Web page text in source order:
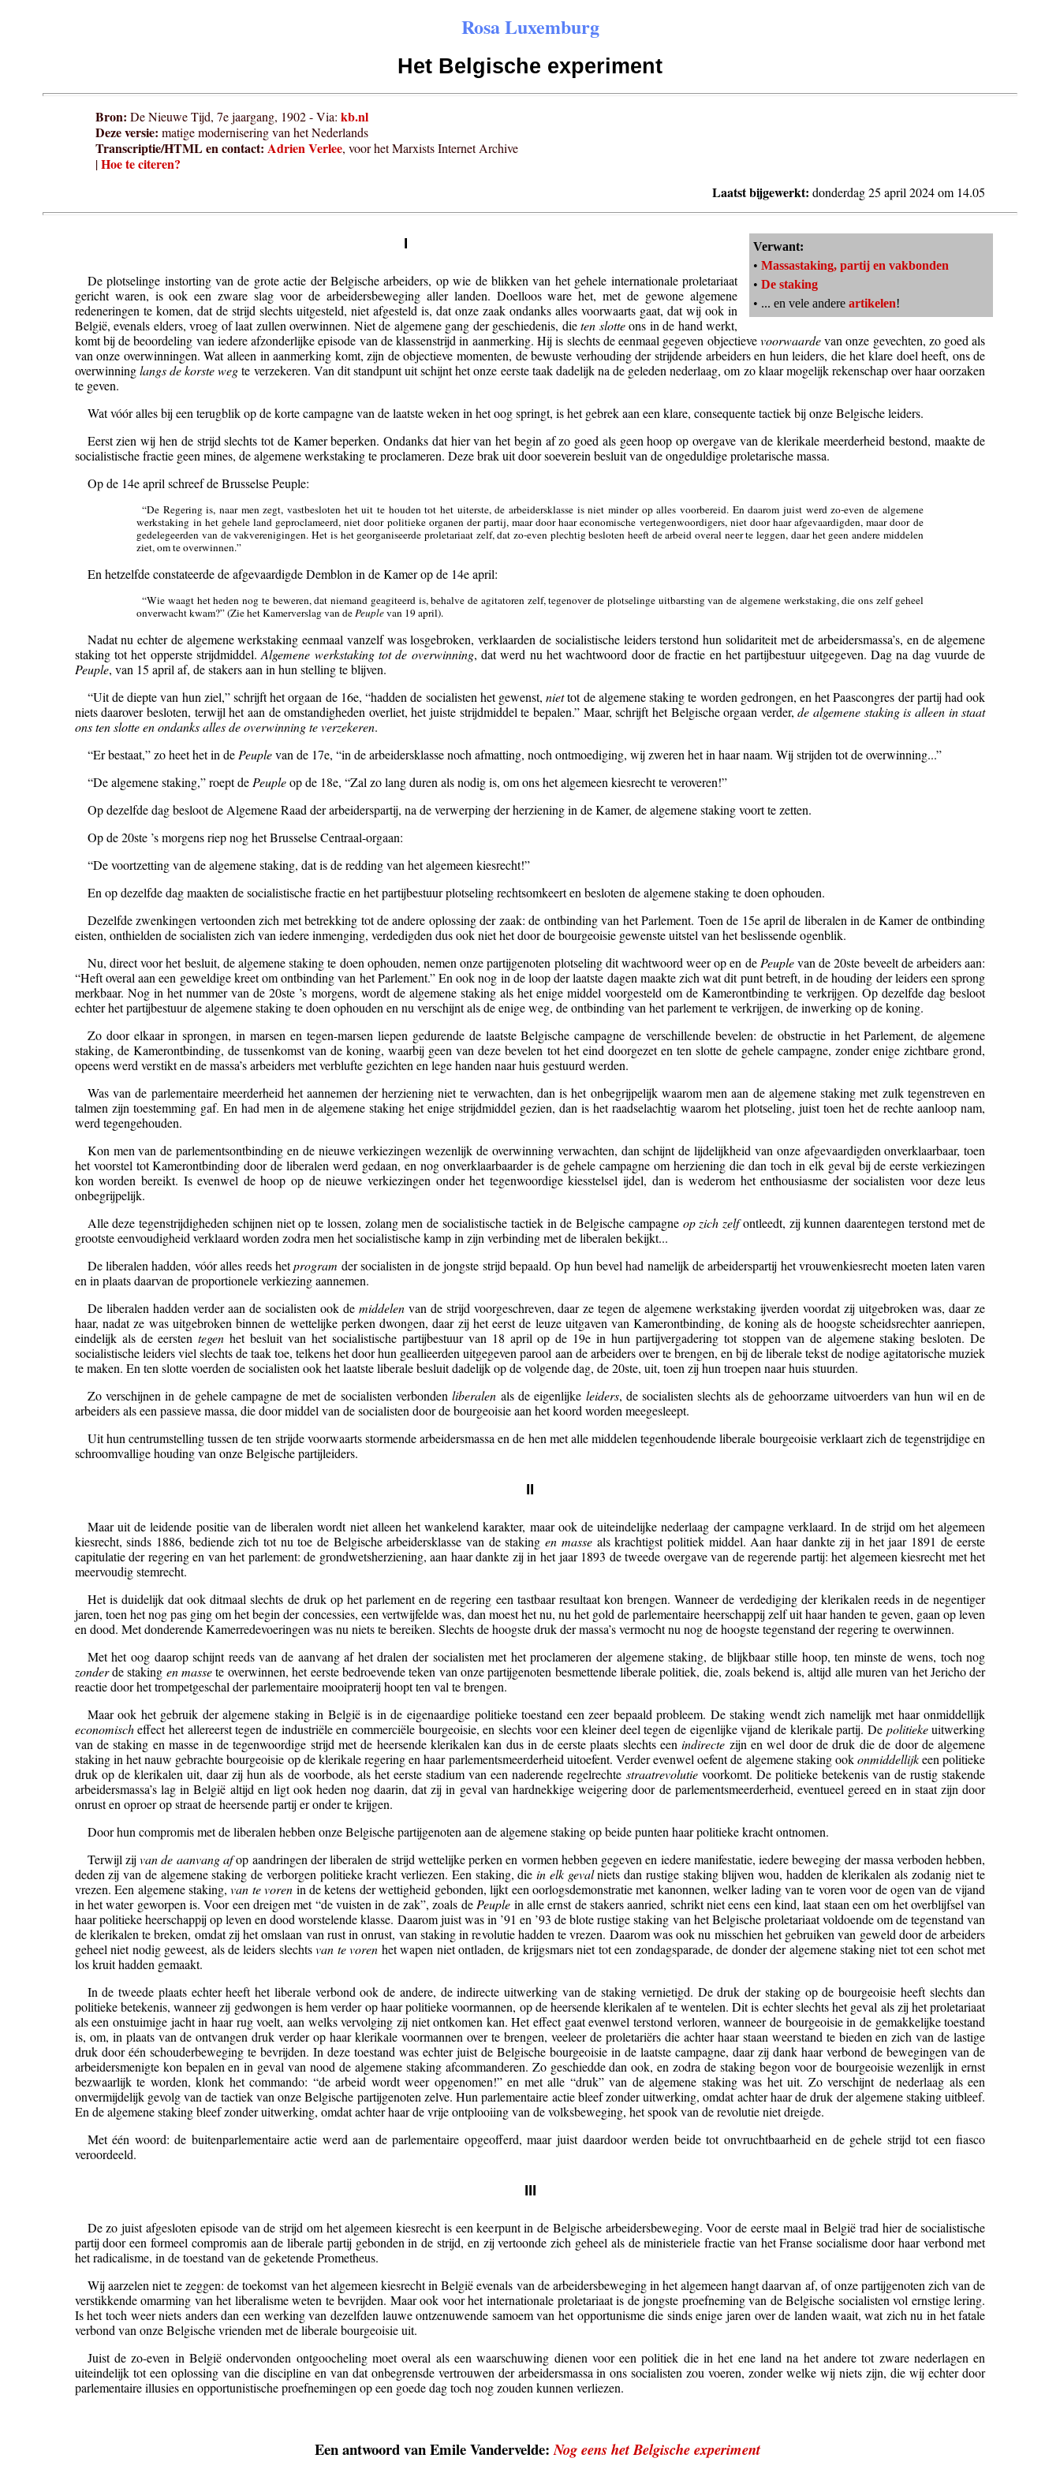
Rosa Luxemburg
Het Belgische experiment
Bron: De Nieuwe Tijd, 7e jaargang, 1902 - Via: kb.nl
Deze versie: matige modernisering van het Nederlands
Transcriptie/HTML en contact: Adrien Verlee, voor het Marxists Internet Archive
|Hoe te citeren?
Laatst bijgewerkt: donderdag 25 april 2024 om 14.05
Verwant:
• Massastaking, partij en vakbonden
• De staking
• ... en vele andere artikelen!
I
De plotselinge instorting van de grote actie der Belgische arbeiders, op wie de blikken van het gehele internationale proletariaat
gericht waren, is ook een zware slag voor de arbeidersbeweging aller landen. Doelloos ware het, met de gewone algemene
redeneringen te komen, dat de strijd slechts uitgesteld, niet afgesteld is, dat onze zaak ondanks alles voorwaarts gaat, dat wij ook in
België, evenals elders, vroeg of laat zullen overwinnen. Niet de algemene gang der geschiedenis, dieten slotteons in de hand werkt,
komt bij de beoordeling van iedere afzonderlijke episode van de klassenstrijd in aanmerking. Hij is slechts de eenmaal gegeven objectievevoorwaardevan onze gevechten, zo goed als
van onze overwinningen. Wat alleen in aanmerking komt, zijn de objectieve momenten, de bewuste verhouding der strijdende arbeiders en hun leiders, die het klare doel heeft, ons de
overwinninglangs de korste wegte verzekeren. Van dit standpunt uit schijnt het onze eerste taak dadelijk na de geleden nederlaag, om zo klaar mogelijk rekenschap over haar oorzaken
te geven.
Wat vóór alles bij een terugblik op de korte campagne van de laatste weken in het oog springt, is het gebrek aan een klare, consequente tactiek bij onze Belgische leiders.
Eerst zien wij hen de strijd slechts tot de Kamer beperken. Ondanks dat hier van het begin af zo goed als geen hoop op overgave van de klerikale meerderheid bestond, maakte de
socialistische fractie geen mines, de algemene werkstaking te proclameren. Deze brak uit door soeverein besluit van de ongeduldige proletarische massa.
Op de 14e april schreef de Brusselse Peuple:
“De Regering is, naar men zegt, vastbesloten het uit te houden tot het uiterste, de arbeidersklasse is niet minder op alles voorbereid. En daarom juist werd zo-even de algemene
werkstaking in het gehele land geproclameerd, niet door politieke organen der partij, maar door haar economische vertegenwoordigers, niet door haar afgevaardigden, maar door de
gedelegeerden van de vakverenigingen. Het is het georganiseerde proletariaat zelf, dat zo-even plechtig besloten heeft de arbeid overal neer te leggen, daar het geen andere middelen
ziet, om te overwinnen.”
En hetzelfde constateerde de afgevaardigde Demblon in de Kamer op de 14e april:
“Wie waagt het heden nog te beweren, dat niemand geagiteerd is, behalve de agitatoren zelf, tegenover de plotselinge uitbarsting van de algemene werkstaking, die ons zelf geheel
onverwacht kwam?” (Zie het Kamerverslag van dePeuplevan 19 april).
Nadat nu echter de algemene werkstaking eenmaal vanzelf was losgebroken, verklaarden de socialistische leiders terstond hun solidariteit met de arbeidersmassa’s, en de algemene
staking tot het opperste strijdmiddel.Algemene werkstaking tot de overwinning, dat werd nu het wachtwoord door de fractie en het partijbestuur uitgegeven. Dag na dag vuurde de
Peuple, van 15 april af, de stakers aan in hun stelling te blijven.
“Uit de diepte van hun ziel,” schrijft het orgaan de 16e, “hadden de socialisten het gewenst,niettot de algemene staking te worden gedrongen, en het Paascongres der partij had ook
niets daarover besloten, terwijl het aan de omstandigheden overliet, het juiste strijdmiddel te bepalen.” Maar, schrijft het Belgische orgaan verder,de algemene staking is alleen in staat
ons ten slotte en ondanks alles de overwinning te verzekeren.
“Er bestaat,” zo heet het in dePeuplevan de 17e, “in de arbeidersklasse noch afmatting, noch ontmoediging, wij zweren het in haar naam. Wij strijden tot de overwinning...”
“De algemene staking,” roept dePeupleop de 18e, “Zal zo lang duren als nodig is, om ons het algemeen kiesrecht te veroveren!”
Op dezelfde dag besloot de Algemene Raad der arbeiderspartij, na de verwerping der herziening in de Kamer, de algemene staking voort te zetten.
Op de 20ste ’s morgens riep nog het Brusselse Centraal-orgaan:
“De voortzetting van de algemene staking, dat is de redding van het algemeen kiesrecht!”
En op dezelfde dag maakten de socialistische fractie en het partijbestuur plotseling rechtsomkeert en besloten de algemene staking te doen ophouden.
Dezelfde zwenkingen vertoonden zich met betrekking tot de andere oplossing der zaak: de ontbinding van het Parlement. Toen de 15e april de liberalen in de Kamer de ontbinding
eisten, onthielden de socialisten zich van iedere inmenging, verdedigden dus ook niet het door de bourgeoisie gewenste uitstel van het beslissende ogenblik.
Nu, direct voor het besluit, de algemene staking te doen ophouden, nemen onze partijgenoten plotseling dit wachtwoord weer op en dePeuplevan de 20ste beveelt de arbeiders aan:
“Heft overal aan een geweldige kreet om ontbinding van het Parlement.” En ook nog in de loop der laatste dagen maakte zich wat dit punt betreft, in de houding der leiders een sprong
merkbaar. Nog in het nummer van de 20ste ’s morgens, wordt de algemene staking als het enige middel voorgesteld om de Kamerontbinding te verkrijgen. Op dezelfde dag besloot
echter het partijbestuur de algemene staking te doen ophouden en nu verschijnt als de enige weg, de ontbinding van het parlement te verkrijgen, de inwerking op de koning.
Zo door elkaar in sprongen, in marsen en tegen-marsen liepen gedurende de laatste Belgische campagne de verschillende bevelen: de obstructie in het Parlement, de algemene
staking, de Kamerontbinding, de tussenkomst van de koning, waarbij geen van deze bevelen tot het eind doorgezet en ten slotte de gehele campagne, zonder enige zichtbare grond,
opeens werd verstikt en de massa’s arbeiders met verblufte gezichten en lege handen naar huis gestuurd werden.
Was van de parlementaire meerderheid het aannemen der herziening niet te verwachten, dan is het onbegrijpelijk waarom men aan de algemene staking met zulk tegenstreven en
talmen zijn toestemming gaf. En had men in de algemene staking het enige strijdmiddel gezien, dan is het raadselachtig waarom het plotseling, juist toen het de rechte aanloop nam,
werd tegengehouden.
Kon men van de parlementsontbinding en de nieuwe verkiezingen wezenlijk de overwinning verwachten, dan schijnt de lijdelijkheid van onze afgevaardigden onverklaarbaar, toen
het voorstel tot Kamerontbinding door de liberalen werd gedaan, en nog onverklaarbaarder is de gehele campagne om herziening die dan toch in elk geval bij de eerste verkiezingen
kon worden bereikt. Is evenwel de hoop op de nieuwe verkiezingen onder het tegenwoordige kiesstelsel ijdel, dan is wederom het enthousiasme der socialisten voor deze leus
onbegrijpelijk.
Alle deze tegenstrijdigheden schijnen niet op te lossen, zolang men de socialistische tactiek in de Belgische campagne op zich zelfontleedt, zij kunnen daarentegen terstond met de
grootste eenvoudigheid verklaard worden zodra men het socialistische kamp in zijn verbinding met de liberalen bekijkt...
De liberalen hadden, vóór alles reeds hetprogram der socialisten in de jongste strijd bepaald. Op hun bevel had namelijk de arbeiderspartij het vrouwenkiesrecht moeten laten varen
en in plaats daarvan de proportionele verkiezing aannemen.
De liberalen hadden verder aan de socialisten ook de middelenvan de strijd voorgeschreven, daar ze tegen de algemene werkstaking ijverden voordat zij uitgebroken was, daar ze
haar, nadat ze was uitgebroken binnen de wettelijke perken dwongen, daar zij het eerst de leuze uitgaven van Kamerontbinding, de koning als de hoogste scheidsrechter aanriepen,
eindelijk als de eerstentegen het besluit van het socialistische partijbestuur van 18 april op de 19e in hun partijvergadering tot stoppen van de algemene staking besloten. De
socialistische leiders viel slechts de taak toe, telkens het door hun geallieerden uitgegeven parool aan de arbeiders over te brengen, en bij de liberale tekst de nodige agitatorische muziek
te maken. En ten slotte voerden de socialisten ook het laatste liberale besluit dadelijk op de volgende dag, de 20ste, uit, toen zij hun troepen naar huis stuurden.
Zo verschijnen in de gehele campagne de met de socialisten verbondenliberalen als de eigenlijke leiders, de socialisten slechts als de gehoorzame uitvoerders van hun wil en de
arbeiders als een passieve massa, die door middel van de socialisten door de bourgeoisie aan het koord worden meegesleept.
Uit hun centrumstelling tussen de ten strijde voorwaarts stormende arbeidersmassa en de hen met alle middelen tegenhoudende liberale bourgeoisie verklaart zich de tegenstrijdige en
schroomvallige houding van onze Belgische partijleiders.
II
Maar uit de leidende positie van de liberalen wordt niet alleen het wankelend karakter, maar ook de uiteindelijke nederlaag der campagne verklaard. In de strijd om het algemeen
kiesrecht, sinds 1886, bediende zich tot nu toe de Belgische arbeidersklasse van de stakingen masseals krachtigst politiek middel. Aan haar dankte zij in het jaar 1891 de eerste
capitulatie der regering en van het parlement: de grondwetsherziening, aan haar dankte zij in het jaar 1893 de tweede overgave van de regerende partij: het algemeen kiesrecht met het
meervoudig stemrecht.
Het is duidelijk dat ook ditmaal slechts de druk op het parlement en de regering een tastbaar resultaat kon brengen. Wanneer de verdediging der klerikalen reeds in de negentiger
jaren, toen het nog pas ging om het begin der concessies, een vertwijfelde was, dan moest het nu, nu het gold de parlementaire heerschappij zelf uit haar handen te geven, gaan op leven
en dood. Met donderende Kamerredevoeringen was nu niets te bereiken. Slechts de hoogste druk der massa’s vermocht nu nog de hoogste tegenstand der regering te overwinnen.
Met het oog daarop schijnt reeds van de aanvang af het dralen der socialisten met het proclameren der algemene staking, de blijkbaar stille hoop, ten minste de wens, toch nog
zonderde staking en massete overwinnen, het eerste bedroevende teken van onze partijgenoten besmettende liberale politiek, die, zoals bekend is, altijd alle muren van het Jericho der
reactie door het trompetgeschal der parlementaire mooipraterij hoopt ten val te brengen.
Maar ook het gebruik der algemene staking in België is in de eigenaardige politieke toestand een zeer bepaald probleem. De staking wendt zich namelijk met haar onmiddellijk
economischeffect het allereerst tegen de industriële en commerciële bourgeoisie, en slechts voor een kleiner deel tegen de eigenlijke vijand de klerikale partij. De politiekeuitwerking
van de staking en masse in de tegenwoordige strijd met de heersende klerikalen kan dus in de eerste plaats slechts eenindirecte zijn en wel door de druk die de door de algemene
staking in het nauw gebrachte bourgeoisie op de klerikale regering en haar parlementsmeerderheid uitoefent. Verder evenwel oefent de algemene staking ookonmiddellijkeen politieke
druk op de klerikalen uit, daar zij hun als de voorbode, als het eerste stadium van een naderende regelrechte straatrevolutievoorkomt. De politieke betekenis van de rustig stakende
arbeidersmassa’s lag in België altijd en ligt ook heden nog daarin, dat zij in geval van hardnekkige weigering door de parlementsmeerderheid, eventueel gereed en in staat zijn door
onrust en oproer op straat de heersende partij er onder te krijgen.
Door hun compromis met de liberalen hebben onze Belgische partijgenoten aan de algemene staking op beide punten haar politieke kracht ontnomen.
Terwijl zijvan de aanvang afop aandringen der liberalen de strijd wettelijke perken en vormen hebben gegeven en iedere manifestatie, iedere beweging der massa verboden hebben,
deden zij van de algemene staking de verborgen politieke kracht verliezen. Een staking, diein elk gevalniets dan rustige staking blijven wou, hadden de klerikalen als zodanig niet te
vrezen. Een algemene staking,van te voren in de ketens der wettigheid gebonden, lijkt een oorlogsdemonstratie met kanonnen, welker lading van te voren voor de ogen van de vijand
in het water geworpen is. Voor een dreigen met “de vuisten in de zak”, zoals de Peuple in alle ernst de stakers aanried, schrikt niet eens een kind, laat staan een om het overblijfsel van
haar politieke heerschappij op leven en dood worstelende klasse. Daarom juist was in ’91 en ’93 de blote rustige staking van het Belgische proletariaat voldoende om de tegenstand van
de klerikalen te breken, omdat zij het omslaan van rust in onrust, van staking in revolutie hadden te vrezen. Daarom was ook nu misschien het gebruiken van geweld door de arbeiders
geheel niet nodig geweest, als de leiders slechtsvan te voren het wapen niet ontladen, de krijgsmars niet tot een zondagsparade, de donder der algemene staking niet tot een schot met
los kruit hadden gemaakt.
In de tweede plaats echter heeft het liberale verbond ook de andere, de indirecte uitwerking van de staking vernietigd. De druk der staking op de bourgeoisie heeft slechts dan
politieke betekenis, wanneer zij gedwongen is hem verder op haar politieke voormannen, op de heersende klerikalen af te wentelen. Dit is echter slechts het geval als zij het proletariaat
als een onstuimige jacht in haar rug voelt, aan welks vervolging zij niet ontkomen kan. Het effect gaat evenwel terstond verloren, wanneer de bourgeoisie in de gemakkelijke toestand
is, om, in plaats van de ontvangen druk verder op haar klerikale voormannen over te brengen, veeleer de proletariërs die achter haar staan weerstand te bieden en zich van de lastige
druk door één schouderbeweging te bevrijden. In deze toestand was echter juist de Belgische bourgeoisie in de laatste campagne, daar zij dank haar verbond de bewegingen van de
arbeidersmenigte kon bepalen en in geval van nood de algemene staking afcommanderen. Zo geschiedde dan ook, en zodra de staking begon voor de bourgeoisie wezenlijk in ernst
bezwaarlijk te worden, klonk het commando: “de arbeid wordt weer opgenomen!” en met alle “druk” van de algemene staking was het uit. Zo verschijnt de nederlaag als een
onvermijdelijk gevolg van de tactiek van onze Belgische partijgenoten zelve. Hun parlementaire actie bleef zonder uitwerking, omdat achter haar de druk der algemene staking uitbleef.
En de algemene staking bleef zonder uitwerking, omdat achter haar de vrije ontplooiing van de volksbeweging, het spook van de revolutie niet dreigde.
Met één woord: de buitenparlementaire actie werd aan de parlementaire opgeofferd, maar juist daardoor werden beide tot onvruchtbaarheid en de gehele strijd tot een fiasco
veroordeeld.
III
De zo juist afgesloten episode van de strijd om het algemeen kiesrecht is een keerpunt in de Belgische arbeidersbeweging. Voor de eerste maal in België trad hier de socialistische
partij door een formeel compromis aan de liberale partij gebonden in de strijd, en zij vertoonde zich geheel als de ministeriele fractie van het Franse socialisme door haar verbond met
het radicalisme, in de toestand van de geketende Prometheus.
Wij aarzelen niet te zeggen: de toekomst van het algemeen kiesrecht in België evenals van de arbeidersbeweging in het algemeen hangt daarvan af, of onze partijgenoten zich van de
verstikkende omarming van het liberalisme weten te bevrijden. Maar ook voor het internationale proletariaat is de jongste proefneming van de Belgische socialisten vol ernstige lering.
Is het toch weer niets anders dan een werking van dezelfden lauwe ontzenuwende samoem van het opportunisme die sinds enige jaren over de landen waait, wat zich nu in het fatale
verbond van onze Belgische vrienden met de liberale bourgeoisie uit.
Juist de zo-even in België ondervonden ontgoocheling moet overal als een waarschuwing dienen voor een politiek die in het ene land na het andere tot zware nederlagen en
uiteindelijk tot een oplossing van die discipline en van dat onbegrensde vertrouwen der arbeidersmassa in ons socialisten zou voeren, zonder welke wij niets zijn, die wij echter door
parlementaire illusies en opportunistische proefnemingen op een goede dag toch nog zouden kunnen verliezen.
Een antwoord van Emile Vandervelde:Nog eens het Belgische experiment